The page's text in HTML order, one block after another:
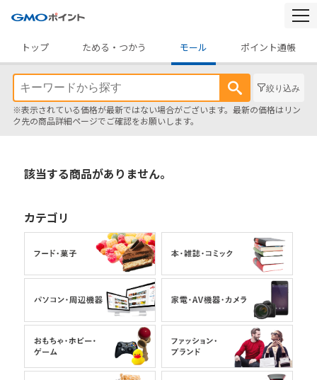
トップ
ためる・つかう モール ポイント通帳
絞り込み
※表示されている価格が最新ではない場合がございます。最新の価格はリン
ク先の商品詳細ページでご確認をお願いします。
該当する商品がありません。
カテゴリ